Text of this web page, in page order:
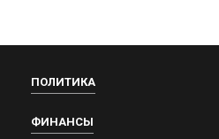
ПОЛИТИКА
ФИНАНСЫ